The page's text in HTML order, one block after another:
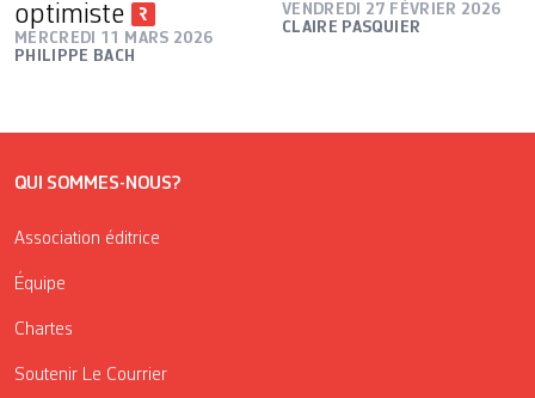
optimiste
MERCREDI 11 MARS 2026
PHILIPPE BACH
VENDREDI 27 FÉVRIER 2026
CLAIRE PASQUIER
QUI SOMMES-NOUS?
Association éditrice
Équipe
Chartes
Soutenir Le Courrier